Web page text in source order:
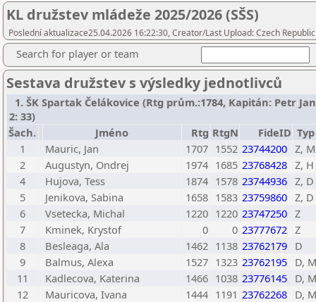
KL družstev mládeže 2025/2026 (SŠS)
Poslední aktualizace25.04.2026 16:22:30, Creator/Last Upload: Czech
Search for player or team
Sestava družstev s výsledky jednotlivců
1. ŠK Spartak Čelákovice (Rtg prům.:1784, Kapitán: Petr
2: 33)
Šach.
Jméno Rtg RtgN FideID Typ
1
Mauric, Jan 1707 1552 23744200 Z, M
2
Augustyn, Ondrej 1974 1685 23768428 Z, H
4
Hujova, Tess 1874 1578 23744936 Z, D
5
Jenikova, Sabina 1658 1583 23759860 Z, D
6
Vsetecka, Michal 1220 1220 23747250 Z
7
Kminek, Krystof 0 0 23777672 Z
8
Besleaga, Ala 1462 1138 23762179 D
9
Balmus, Alexa 1527 1323 23762195 D, M
11
Kadlecova, Katerina 1466 1038 23776145 D, M
12
Mauricova, Ivana 1444 1191 23762268 D, M